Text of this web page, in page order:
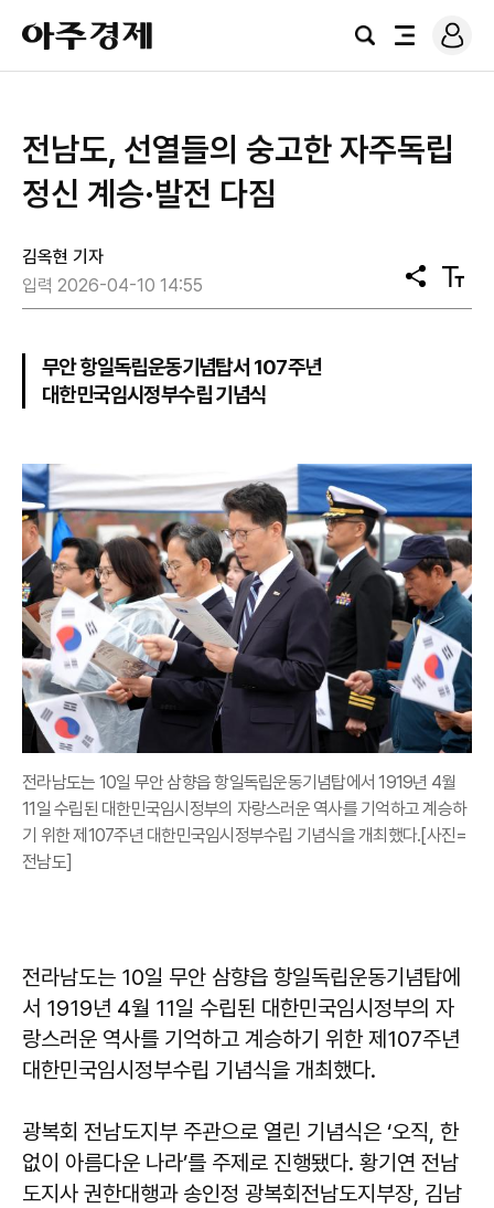
아
주
경
검
전
로
그
전남도, 선열들의 숭고한 자주독립
정신 계승·발전 다짐
김옥현 기자
입력 2026-04-10 14:55
공
유
텍
스
무안 항일독립운동기념탑서 107주년
대한민국임시정부수립 기념식
전라남도는 10일 무안 삼향읍 항일독립운동기념탑에서 1919년 4월
11일 수립된 대한민국임시정부의 자랑스러운 역사를 기억하고 계승하
기 위한 제107주년 대한민국임시정부수립 기념식을 개최했다.[사진=
전남도]
전라남도는 10일 무안 삼향읍 항일독립운동기념탑에
서 1919년 4월 11일 수립된 대한민국임시정부의 자
랑스러운 역사를 기억하고 계승하기 위한 제107주년
대한민국임시정부수립 기념식을 개최했다.
광복회 전남도지부 주관으로 열린 기념식은 ‘오직, 한
없이 아름다운 나라’를 주제로 진행됐다. 황기연 전남
도지사 권한대행과 송인정 광복회전남도지부장, 김남